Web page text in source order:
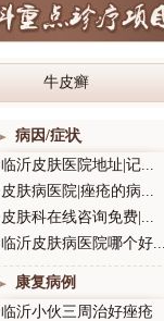
牛皮癣
病因/症状֢
临沂皮肤医院地址|记...
皮肤病医院|痤疮的病...
皮肤科在线咨询免费|...
临沂皮肤病医院哪个好
康复病例
临沂小伙三周治好痤疮